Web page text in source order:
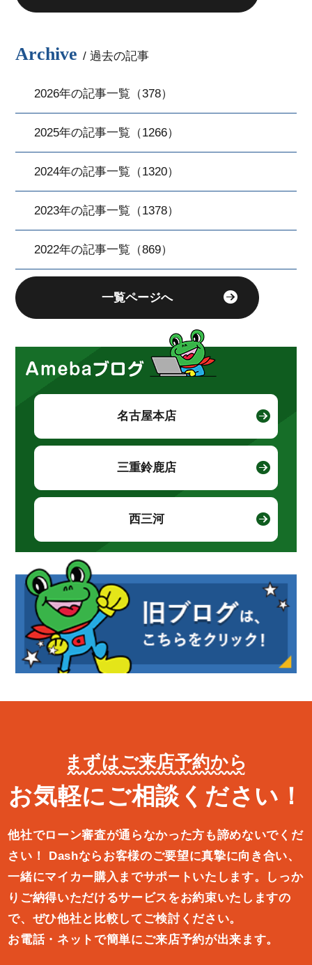
Archive / 過去の記事
2026年の記事一覧（378）
2025年の記事一覧（1266）
2024年の記事一覧（1320）
2023年の記事一覧（1378）
2022年の記事一覧（869）
一覧ページへ
名古屋本店
三重鈴鹿店
西三河
まずはご来店予約から
お気軽にご相談ください！
他社でローン審査が通らなかった方も諦めないでくだ
さい！
Dashならお客様のご要望に真摯に向き合い、
一緒にマイカー購入ま でサポートいたします。しっか
りご納得いただけるサービスをお約束いたしますの
で、ぜひ他社と比較してご検討ください。
お電話・ネットで簡単にご来店予約が出来ます。